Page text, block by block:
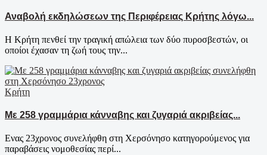
Αναβολή εκδηλώσεων της Περιφέρειας Κρήτης λόγω...
Η Κρήτη πενθεί την τραγική απώλεια των δύο πυροσβεστών, οι
οποίοι έχασαν τη ζωή τους την...
Κρήτη
Με 258 γραμμάρια κάνναβης και ζυγαριά ακριβείας...
Ενας 23χρονος συνελήφθη στη Χερσόνησο κατηγορούμενος για
παραβάσεις νομοθεσίας περί...